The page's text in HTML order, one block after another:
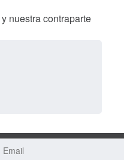
y nuestra contraparte